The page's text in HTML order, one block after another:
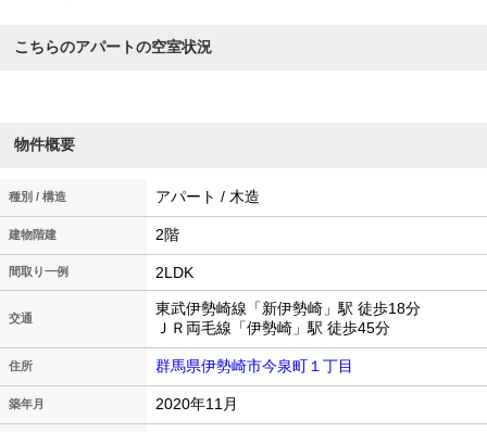
こちらのアパートの空室状況
物件概要
種別 / 構造 アパート / 木造
建物階建 2階
間取り一例 2LDK
交通
東武伊勢崎線「新伊勢崎」駅 徒歩18分
ＪＲ両毛線「伊勢崎」駅 徒歩45分
住所 群馬県伊勢崎市今泉町１丁目
築年月 2020年11月